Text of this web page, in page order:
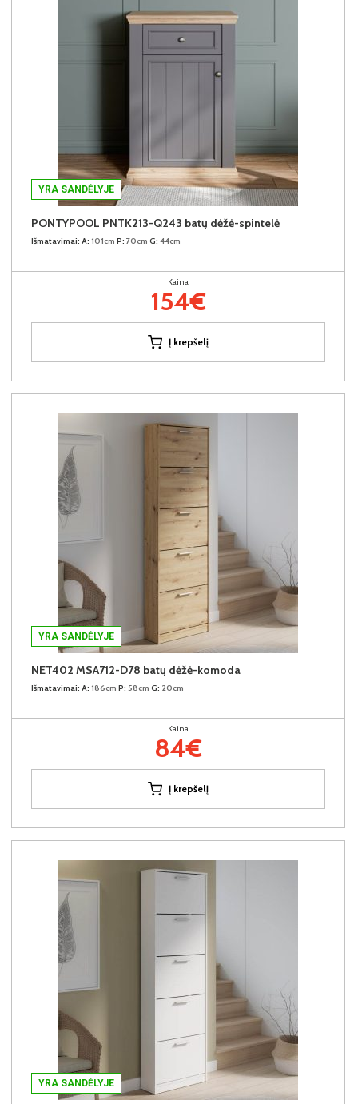
YRA SANDĖLYJE
PONTYPOOL PNTK213-Q243 batų dėžė-spintelė
Išmatavimai: A: 101cm P: 70cm G: 44cm
Kaina:
154€
Į krepšelį
YRA SANDĖLYJE
NET402 MSA712-D78 batų dėžė-komoda
Išmatavimai: A: 186cm P: 58cm G: 20cm
Kaina:
84€
Į krepšelį
YRA SANDĖLYJE